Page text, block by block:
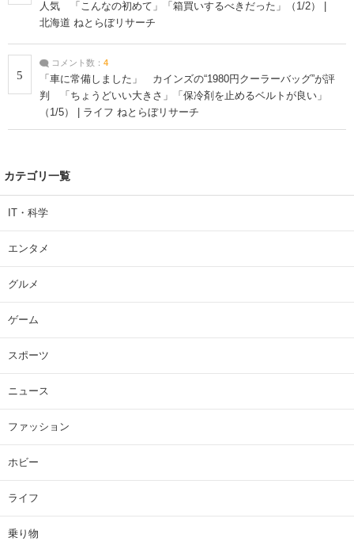
人気 「こんなの初めて」「箱買いするべきだった」（1/2） |
北海道 ねとらぼリサーチ
5
コメント数： 4
「車に常備しました」 カインズの“1980円クーラーバッグ”が評
判 「ちょうどいい大きさ」「保冷剤を止めるベルトが良い」
（1/5） | ライフ ねとらぼリサーチ
カテゴリ一覧
IT・科学
エンタメ
グルメ
ゲーム
スポーツ
ニュース
ファッション
ホビー
ライフ
乗り物